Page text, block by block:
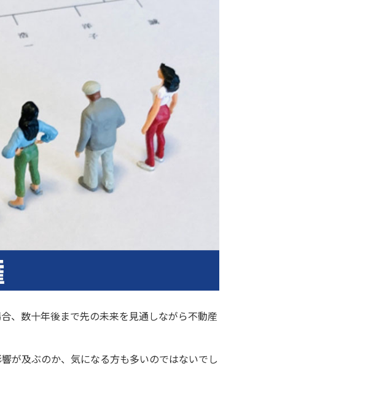
、数十年後まで先の未来を見通しながら不動産
が及ぶのか、気になる方も多いのではないでし